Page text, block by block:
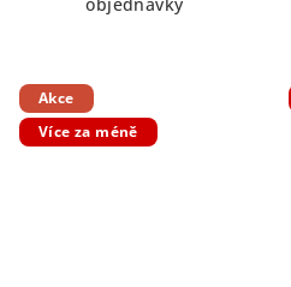
Akce
Více za méně